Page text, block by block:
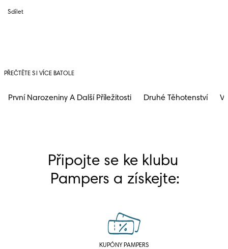
Sdílet
PŘEČTĚTE SI VÍCE BATOLE
První Narozeniny A Další Příležitosti Druhé Těhotenství
Připojte se ke klubu
Pampers a získejte:
KUPÓNY PAMPERS